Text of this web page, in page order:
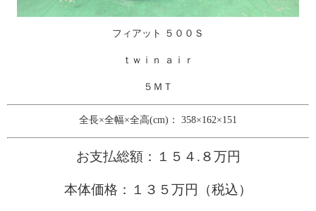
フィアット ５００Ｓ
ｔｗｉｎ ａｉｒ
​５ＭＴ
全長×全幅×全高(cm)： 358×162×151
お支払総額：１５４.８万円
本体価格：１３５万円（税込）